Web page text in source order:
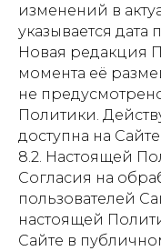
изменений в
указывается дата
Новая редакция
момента её
не
Политики.
доступна на Сайте.
8.2. Настоящей
Согласия на
пользователей
настоящей
Сайте в